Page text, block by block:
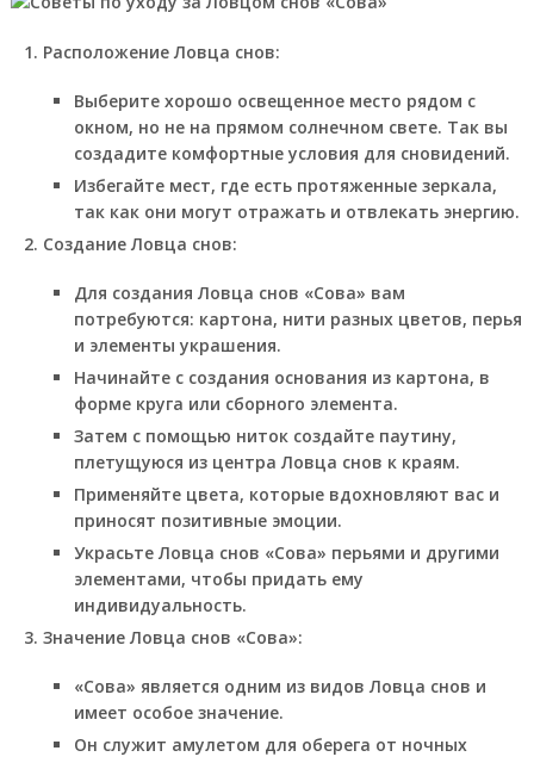
Расположение Ловца снов:
Выберите хорошо освещенное место рядом с
окном, но не на прямом солнечном свете. Так вы
создадите комфортные условия для сновидений.
Избегайте мест, где есть протяженные зеркала,
так как они могут отражать и отвлекать энергию.
Создание Ловца снов:
Для создания Ловца снов «Сова» вам
потребуются: картона, нити разных цветов, перья
и элементы украшения.
Начинайте с создания основания из картона, в
форме круга или сборного элемента.
Затем с помощью ниток создайте паутину,
плетущуюся из центра Ловца снов к краям.
Применяйте цвета, которые вдохновляют вас и
приносят позитивные эмоции.
Украсьте Ловца снов «Сова» перьями и другими
элементами, чтобы придать ему
индивидуальность.
Значение Ловца снов «Сова»:
«Сова» является одним из видов Ловца снов и
имеет особое значение.
Он служит амулетом для оберега от ночных